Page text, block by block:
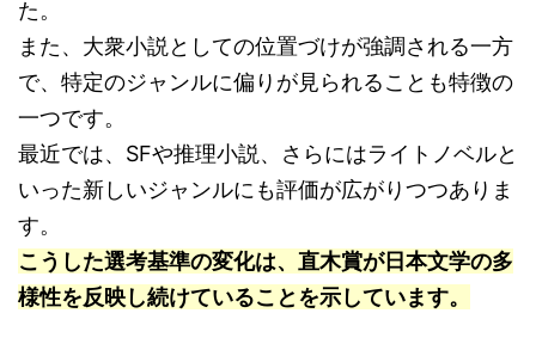
た。
また、大衆小説としての位置づけが強調される一方
で、特定のジャンルに偏りが見られることも特徴の
一つです。
最近では、SFや推理小説、さらにはライトノベルと
いった新しいジャンルにも評価が広がりつつありま
す。
こうした選考基準の変化は、直木賞が日本文学の多
様性を反映し続けていることを示しています。